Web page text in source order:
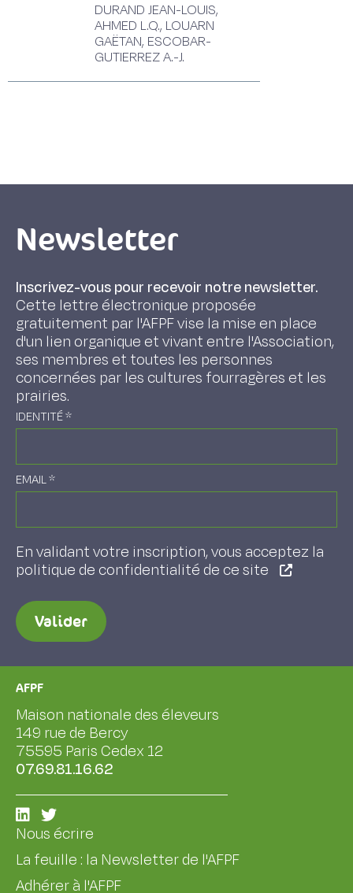
DURAND JEAN-LOUIS,
AHMED L.Q., LOUARN
GAËTAN, ESCOBAR-
GUTIERREZ A.-J.
Newsletter
Inscrivez-vous pour recevoir notre newsletter.
Cette lettre électronique proposée
gratuitement par l'AFPF vise la mise en place
d'un lien organique et vivant entre l'Association,
ses membres et toutes les personnes
concernées par les cultures fourragères et les
prairies.
IDENTITÉ*
EMAIL*
En validant votre inscription, vous acceptez la
politique de confidentialité de ce site
Valider
AFPF
Maison nationale des éleveurs
149 rue de Bercy
75595 Paris Cedex 12
07.69.81.16.62
Nous écrire
La feuille : la Newsletter de l'AFPF
Adhérer à l'AFPF